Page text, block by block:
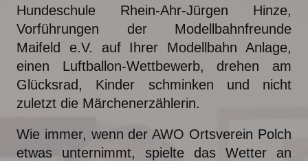
Hundeschule Rhein-Ahr-Jürgen Hinze,
Vorführungen der Modellbahnfreunde
Maifeld e.V. auf Ihrer Modellbahn Anlage,
einen Luftballon-Wettbewerb, drehen am
Glücksrad, Kinder schminken und nicht
zuletzt die Märchenerzählerin.
Wie immer, wenn der AWO Ortsverein Polch
etwas unternimmt, spielte das Wetter an